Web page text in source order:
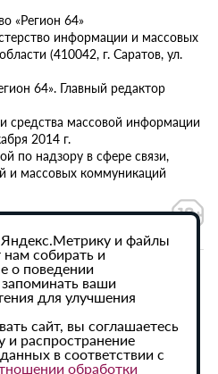
«Регион 64»
информации и массовых
(410042, г. Саратов, ул.
64». Главный редактор
средства массовой информации
2014 г.
по надзору в сфере связи,
и массовых коммуникаций
персональных данных
сайта активная
64» обязательна.
и файлы
собирать и
о поведении
ваши
для улучшения
сайт, вы соглашаетесь
и распространение
в соответствии с
обработки